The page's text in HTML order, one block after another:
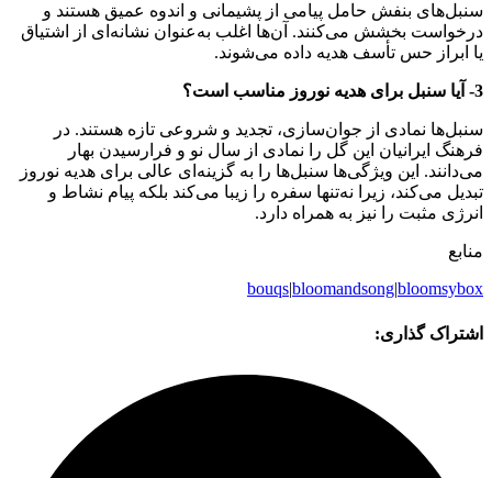
سنبل‌های بنفش حامل پیامی از پشیمانی و اندوه عمیق هستند و
درخواست بخشش می‌کنند. آن‌ها اغلب به‌عنوان نشانه‌ای از اشتیاق
یا ابراز حس تأسف هدیه داده می‌شوند.
3- آیا سنبل برای هدیه نوروز مناسب است؟
سنبل‌ها نمادی از جوان‌سازی، تجدید و شروعی تازه هستند. در
فرهنگ ایرانیان این گل را نمادی از سال نو و فرارسیدن بهار
می‌دانند. این ویژگی‌ها سنبل‌ها را به گزینه‌ای عالی برای هدیه نوروز
تبدیل می‌کند، زیرا نه‌تنها سفره را زیبا می‌کند بلکه پیام نشاط و
انرژی مثبت را نیز به همراه دارد.
منابع
bouqs|bloomandsong|bloomsybox
اشتراک گذاری: